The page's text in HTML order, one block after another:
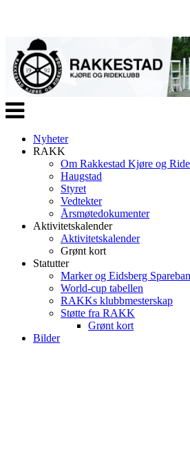
Veksle
navigasjon
Nyheter
RAKK
Om Rakkestad Kjøre og
Haugstad
Styret
Vedtekter
Årsmøtedokumenter
Aktivitetskalender
Aktivitetskalender
Grønt kort
Statutter
Marker og Eidsberg
World-cup tabellen
RAKKs klubbmesterskap
Støtte fra RAKK
Grønt kort
Bilder